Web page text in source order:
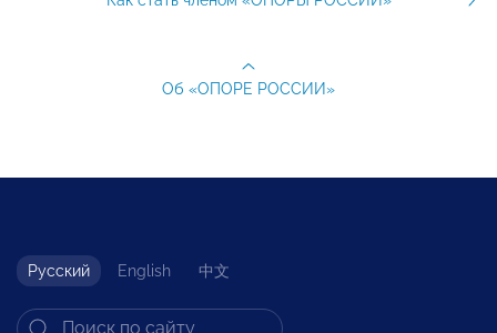
Об «ОПОРЕ РОССИИ»
Русский English 中文